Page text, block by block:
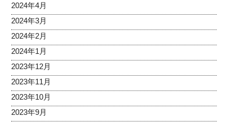
2024年4月
2024年3月
2024年2月
2024年1月
2023年12月
2023年11月
2023年10月
2023年9月